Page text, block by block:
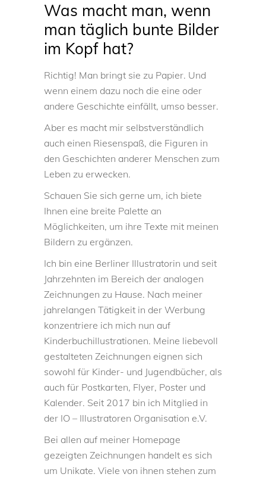
Was macht man, wenn
man täglich bunte Bilder
im Kopf hat?
Richtig! Man bringt sie zu Papier. Und
wenn einem dazu noch die eine oder
andere Geschichte einfällt, umso besser.
Aber es macht mir selbstverständlich
auch einen Riesenspaß, die Figuren in
den Geschichten anderer Menschen zum
Leben zu erwecken.
Schauen Sie sich gerne um, ich biete
Ihnen eine breite Palette an
Möglichkeiten, um ihre Texte mit meinen
Bildern zu ergänzen.
Ich bin eine Berliner Illustratorin und seit
Jahrzehnten im Bereich der analogen
Zeichnungen zu Hause. Nach meiner
jahrelangen Tätigkeit in der Werbung
konzentriere ich mich nun auf
Kinderbuchillustrationen. Meine liebevoll
gestalteten Zeichnungen eignen sich
sowohl für Kinder- und Jugendbücher, als
auch für Postkarten, Flyer, Poster und
Kalender. Seit 2017 bin ich Mitglied in
der IO – Illustratoren Organisation e.V.
Bei allen auf meiner Homepage
gezeigten Zeichnungen handelt es sich
um Unikate. Viele von ihnen stehen zum